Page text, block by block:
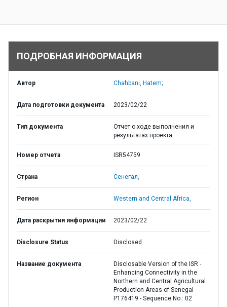
ПОДРОБНАЯ ИНФОРМАЦИЯ
Автор Chahbani, Hatem;
Дата подготовки документа 2023/02/22
Тип документа
Отчет о ходе выполнения и
результатах проекта
Номер отчета ISR54759
Страна Сенегал,
Регион Western and Central Africa,
Дата раскрытия информации 2023/02/22
Disclosure Status Disclosed
Название документа
Disclosable Version of the ISR -
Enhancing Connectivity in the
Northern and Central Agricultural
Production Areas of Senegal -
P176419 - Sequence No : 02